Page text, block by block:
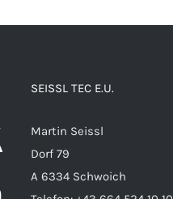
SEISSL TEC E.U.
Martin Seissl
Dorf 79
A 6334 Schwoich